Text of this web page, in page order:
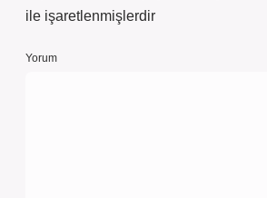
ile işaretlenmişlerdir
Yorum